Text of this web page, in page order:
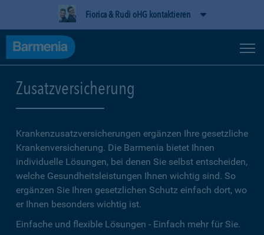
Fiorica & Rudi oHG kontaktieren
Zusatzversicherung
Krankenzusatzversicherungen ergänzen Ihre gesetzliche
Kranken­versicherung. Die Barmenia bietet Ihnen
individuelle Lösungen, bei denen Sie selbst entscheiden,
welche Gesundheitsleistungen Ihnen wichtig sind. So
ergänzen Sie Ihren gesetzlichen Schutz einfach dort, wo
er Ihnen besonders wichtig ist.
Einfache und flexible Lösungen - Einfach mehr für Sie.